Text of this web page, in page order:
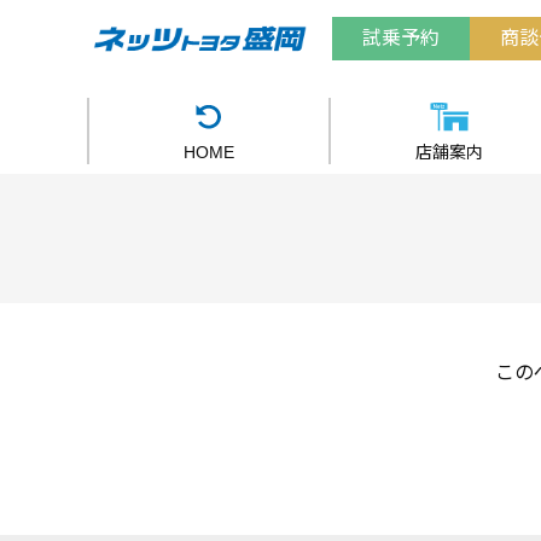
試乗予約 商
HOME 店舗案内
この